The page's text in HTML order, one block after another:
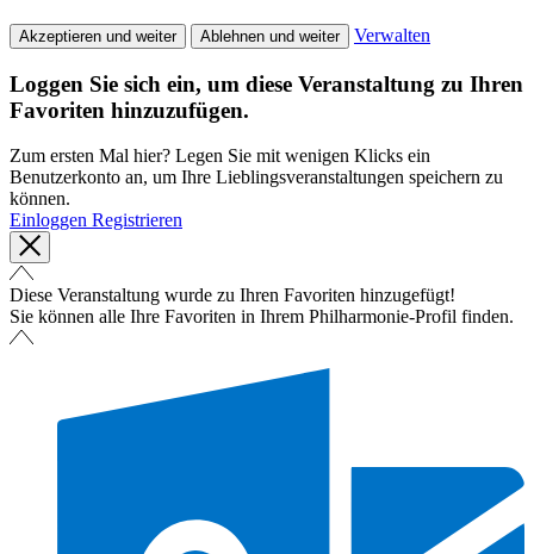
Akzeptieren und weiter Ablehnen und weiter Verwalten
Loggen Sie sich ein, um diese Veranstaltung zu Ihren
Favoriten hinzuzufügen.
Zum ersten Mal hier? Legen Sie mit wenigen Klicks ein
Benutzerkonto an, um Ihre Lieblingsveranstaltungen speichern zu
können.
Einloggen Registrieren
Diese Veranstaltung wurde zu Ihren Favoriten hinzugefügt!
Sie können alle Ihre Favoriten in Ihrem Philharmonie-Profil finden.